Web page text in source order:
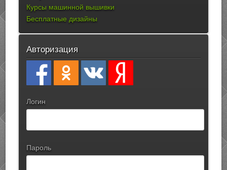
Курсы машинной вышивки
Бесплатные дизайны
Авторизация
Логин
Пароль